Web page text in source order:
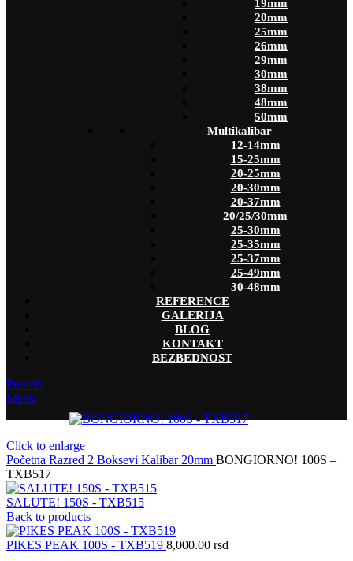
19mm
20mm
25mm
26mm
29mm
30mm
38mm
48mm
50mm
Multikalibar
12-14mm
15-25mm
20-25mm
20-30mm
20-37mm
20/25/30mm
25-30mm
25-35mm
25-37mm
25-49mm
30-48mm
REFERENCE
GALERIJA
BLOG
KONTAKT
BEZBEDNOST
Pretraži
Menu
Click to enlarge
Početna Razred 2 Boksevi Kalibar 20mm BONGIORNO! 100S –
TXB517
SALUTE! 150S - TXB515
Back to products
PIKES PEAK 100S - TXB519 8,000.00 rsd